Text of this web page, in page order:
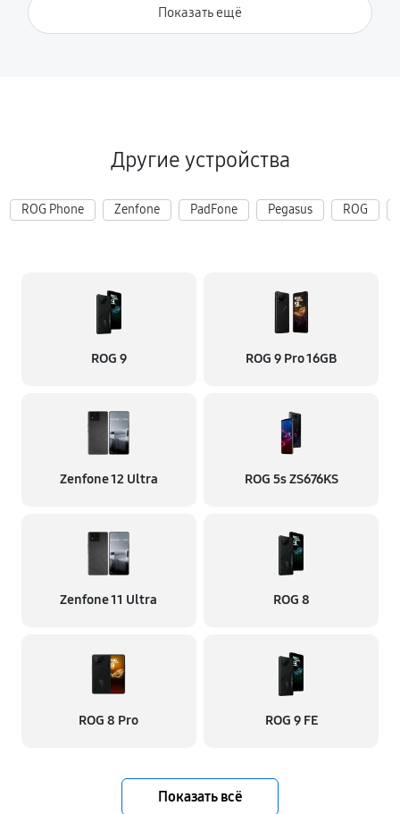
Показать ещё
Другие устройства
ROG Phone Zenfone PadFone Pegasus ROG
ROG 9 ROG 9 Pro 16GB
Zenfone 12 Ultra ROG 5s ZS676KS
Zenfone 11 Ultra ROG 8
ROG 8 Pro ROG 9 FE
Показать всё